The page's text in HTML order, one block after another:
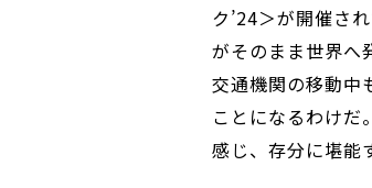
ク’24＞が開催さ
がそのまま世界へ
交通機関の移動中
ことになるわけだ
感じ、存分に堪能